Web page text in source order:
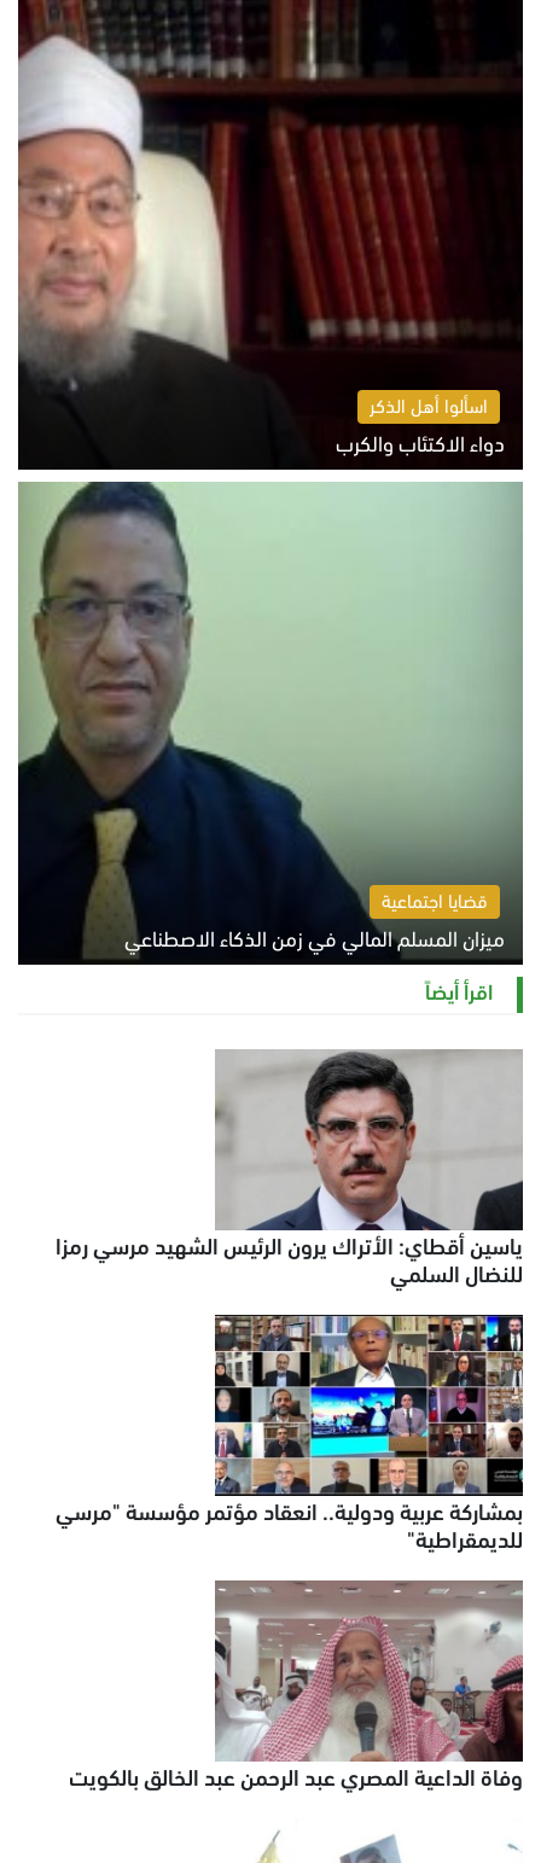
اسألوا أهل الذكر
دواء الاكتئاب والكرب
السبت 8 أغسطس 2026 10:54 ص
قضايا اجتماعية
ميزان المسلم المالي في زمن الذكاء الاصطناعي
السبت 8 أغسطس 2026 11:21 ص
اقرأ أيضاً
ياسين أقطاي: الأتراك يرون الرئيس الشهيد مرسي رمزا
للنضال السلمي
بمشاركة عربية ودولية.. انعقاد مؤتمر مؤسسة "مرسي
للديمقراطية"
وفاة الداعية المصري عبد الرحمن عبد الخالق بالكويت